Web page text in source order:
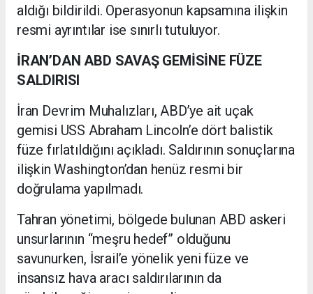
aldığı bildirildi. Operasyonun kapsamına ilişkin
resmi ayrıntılar ise sınırlı tutuluyor.
İRAN’DAN ABD SAVAŞ GEMİSİNE FÜZE
SALDIRISI
İran Devrim Muhalızları, ABD’ye ait uçak
gemisi USS Abraham Lincoln’e dört balistik
füze fırlatıldığını açıkladı. Saldırının sonuçlarına
ilişkin Washington’dan henüz resmi bir
doğrulama yapılmadı.
Tahran yönetimi, bölgede bulunan ABD askeri
unsurlarının “meşru hedef” olduğunu
savunurken, İsrail’e yönelik yeni füze ve
insansız hava aracı saldırılarının da